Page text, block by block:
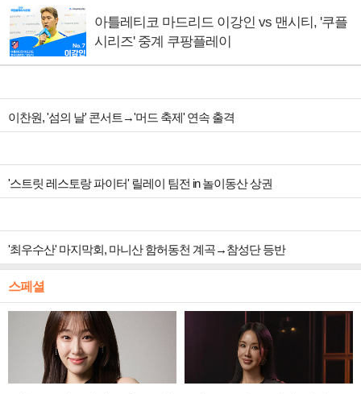
아틀레티코 마드리드 이강인 vs 맨시티, '쿠플
시리즈' 중계 쿠팡플레이
이찬원, '섬의 날' 콘서트→'머드 축제' 연속 출격
'스트릿 레스토랑 파이터' 릴레이 팀전 in 놀이동산 상권
'최우수산' 마지막회, 마니산 함허동천 계곡→참성단 등반
스페셜